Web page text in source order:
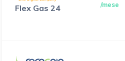
Flex Gas 24 /mese